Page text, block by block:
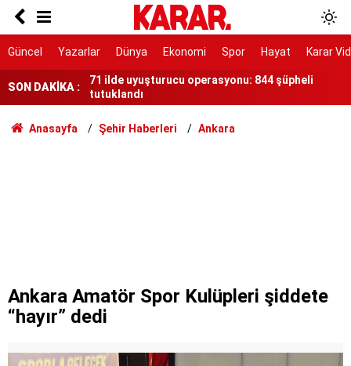
Güncel Yazarlar Dünya Ekonomi Spor Hayat Karar
SON DAKİKA :
Üretimi arttı, tuz oranı düşürüldü!
tutuklandı
İstanbul'da TOKİ'den 15 bin kiralık daire! Emekli,
memur ve dar gelirliye özel kontenjan şartları
neler?
hastanesinde bebeğinin kalp atışını duydu
Anasayfa Şehir Haberleri Ankara
Ankara Amatör Spor Kulüpleri şiddete
“hayır” dedi